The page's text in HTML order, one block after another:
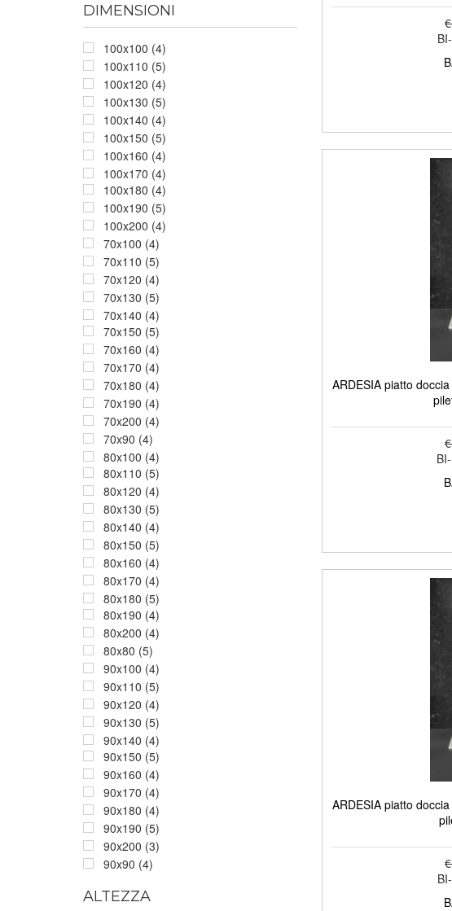
DIMENSIONI
100x100 (4)
100x110 (5)
100x120 (4)
100x130 (5)
100x140 (4)
100x150 (5)
100x160 (4)
100x170 (4)
100x180 (4)
100x190 (5)
100x200 (4)
70x100 (4)
70x110 (5)
70x120 (4)
70x130 (5)
70x140 (4)
70x150 (5)
70x160 (4)
70x170 (4)
70x180 (4)
70x190 (4)
70x200 (4)
70x90 (4)
80x100 (4)
80x110 (5)
80x120 (4)
80x130 (5)
80x140 (4)
80x150 (5)
80x160 (4)
80x170 (4)
80x180 (5)
80x190 (4)
80x200 (4)
80x80 (5)
90x100 (4)
90x110 (5)
90x120 (4)
90x130 (5)
90x140 (4)
90x150 (5)
90x160 (4)
90x170 (4)
90x180 (4)
90x190 (5)
90x200 (3)
90x90 (4)
ALTEZZA
ARDESIA piatto
ARDESIA piatto